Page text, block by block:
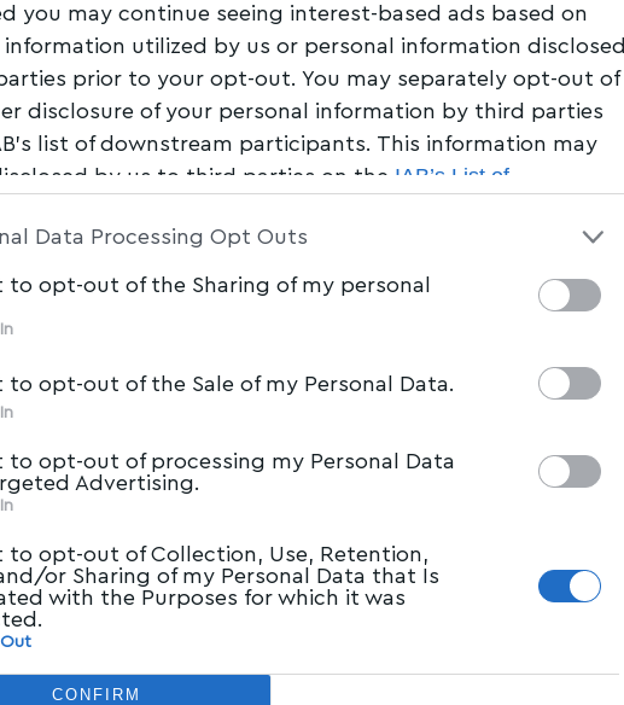
you may continue seeing interest-based ads based on
information utilized by us or personal information disclosed
prior to your opt-out. You may separately opt-out of
disclosure of your personal information by third parties
list of downstream participants. This information may
by us to third parties on the IAB’s List of
Data Processing Opt Outs
to opt-out of the Sharing of my personal
to opt-out of the Sale of my Personal Data.
to opt-out of processing my Personal Data
Advertising.
to opt-out of Collection, Use, Retention,
or Sharing of my Personal Data that Is
with the Purposes for which it was
CONFIRM